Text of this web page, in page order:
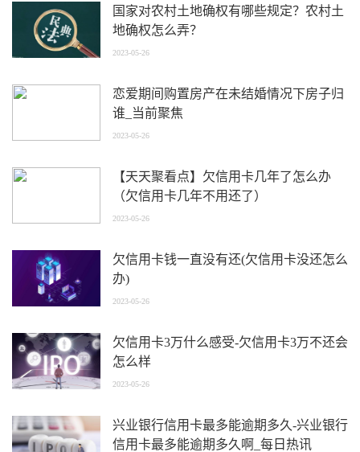
国家对农村土地确权有哪些规定？农村土
地确权怎么弄？
2023-05-26
恋爱期间购置房产在未结婚情况下房子归
谁_当前聚焦
2023-05-26
【天天聚看点】欠信用卡几年了怎么办
（欠信用卡几年不用还了）
2023-05-26
欠信用卡钱一直没有还(欠信用卡没还怎么
办)
2023-05-26
欠信用卡3万什么感受-欠信用卡3万不还会
怎么样
2023-05-26
兴业银行信用卡最多能逾期多久-兴业银行
信用卡最多能逾期多久啊_每日热讯